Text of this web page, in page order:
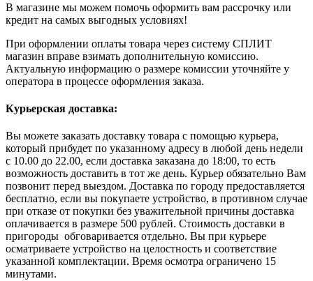
В магазине мы можем помочь оформить вам рассрочку или
кредит на самых выгодных условиях!
При оформлении оплаты товара через систему СПЛИТ
магазин вправе взимать дополнительную комиссию.
Актуальную информацию о размере комиссии уточняйте у
оператора в процессе оформления заказа.
Курьерская доставка:
Вы можете заказать доставку товара с помощью курьера,
который прибудет по указанному адресу в любой день недели
с 10.00 до 22.00, если доставка заказана до 18:00, то есть
возможность доставить в тот же день. Курьер обязательно Вам
позвонит перед выездом. Доставка по городу предоставляется
бесплатно, если вы покупаете устройство, в противном случае
при отказе от покупки без уважительной причины доставка
оплачивается в размере 500 рублей. Стоимость доставки в
пригороды обговаривается отдельно. Вы при курьере
осматриваете устройство на целостность и соответствие
указанной комплектации. Время осмотра ограничено 15
минутами.